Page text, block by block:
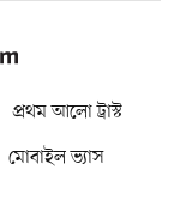
প্রথম আলো ট্রাস্ট
মোবাইল ভ্যাস